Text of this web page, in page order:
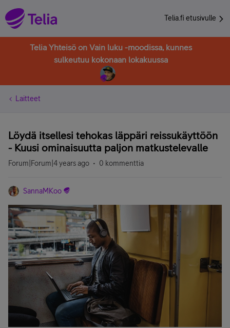
Telia.fi etusivulle
Telia Yhteisö on Vain luku -moodissa, kunnes
sulkeutuu kokonaan lokakuussa
Laitteet
Löydä itsellesi tehokas läppäri reissukäyttöön
- Kuusi ominaisuutta paljon matkustelevalle
Forum|Forum|4 years ago 0 kommenttia
SannaMKoo